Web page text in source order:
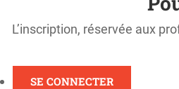
L’inscription, réservée aux
SE CONNECTER